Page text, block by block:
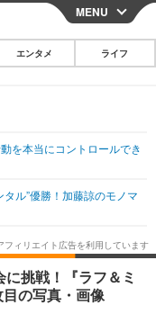
CLOSE
その他
韓国・芸能
スポーツ
グルメ
ショッピング
MENU
エンタメ ライフ
を本当にコントロールでき
ル”優勝！加藤諒のモノマ
挑戦！『ラフ＆ミ
の写真・画像